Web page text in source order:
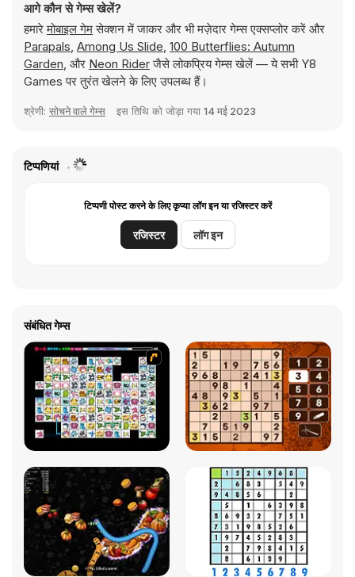
आगे कौन से गेम्स खेलें?
हमारेमोबाइल गेमसेक्शन में जाकर और भी मज़ेदार गेम्स एक्सप्लोर करें और
Parapals, Among Us Slide, 100 Butterflies: Autumn
Garden, और Neon Riderजैसे लोकप्रिय गेम्स खेलें — ये सभी Y8
Games पर तुरंत खेलने के लिए उपलब्ध हैं।
श्रेणी: सोचने वाले गेम्स इस तिथि को जोड़ा गया 14 मई 2023
टिप्पणियां
टिप्पणी पोस्ट करने के लिए कृप्या लॉग इन या रजिस्टर करें
रजिस्टर लॉग इन
संबंधित गेम्स